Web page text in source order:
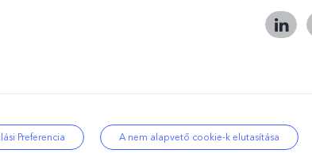
| Cookie szabályozás | Adatvédelmi támogatás |
Preferencia A nem alapvető cookie-k elutasítása